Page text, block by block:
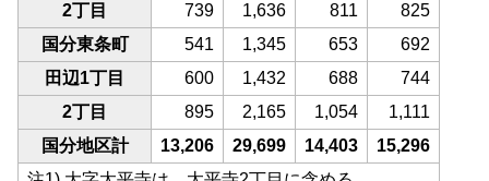
2丁目
739 1,636 811
825
国分東条町
541 1,345 653
692
田辺1丁目
600 1,432 688
744
2丁目
895 2,165 1,054
1,111
国分地区計
13,206 29,699 14,403
15,296